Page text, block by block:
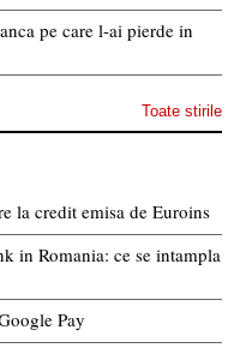
pe care l-ai pierde in
Toate stirile
la credit emisa de Euroins
in Romania: ce se intampla
Pay